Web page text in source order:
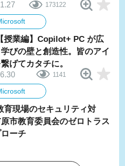
173122
授業編】Copilot+ PC が広
びの壁と創造性。皆のアイ
げてカタチに。
1141
育現場のセキュリティ対
市教育委員会のゼロトラス
ローチ